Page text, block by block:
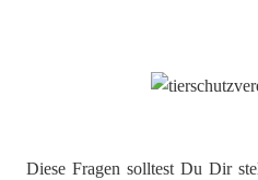
Diese Fragen solltest Du Dir